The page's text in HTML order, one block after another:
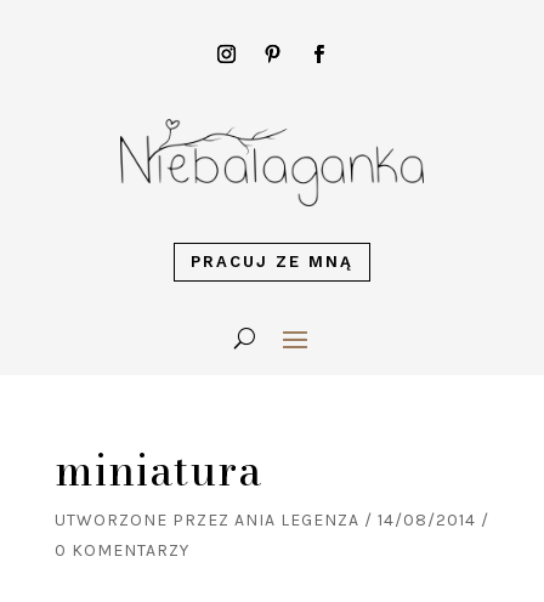
PRACUJ ZE MNĄ
miniatura
UTWORZONE PRZEZ ANIA LEGENZA / 14/08/2014 /
0 KOMENTARZY